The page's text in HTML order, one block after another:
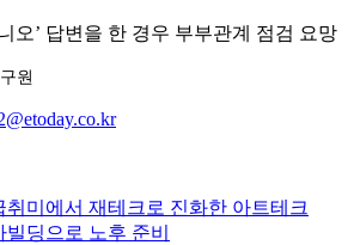
오’ 답변을 한 경우 부부관계 점검 요망
원
취미에서 재테크로 진화한 아트테크
딩으로 노후 준비